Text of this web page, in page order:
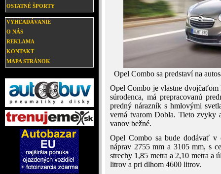
OSTATNÉ ŠPORTY
VYHĽADÁVANIE
O NÁS
REKLAMA
KONTAKT
MAPA STRÁNOK
Opel Combo sa predstaví na
Opel Combo je vlastne
súrodenca, má prepracovanú
predný nárazník s hmlovými
verná tvarom Dobla. Tieto zvyky
vanov bežné.
Opel Combo sa bude dodávať v
náprav 2755 mm a 3105 mm, s
strechy 1,85 metra a 2,10 metra a
litrov a pri dlhom 4600 litrov.